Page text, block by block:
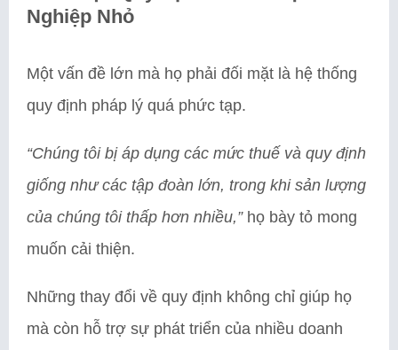
Nghiệp Nhỏ
Một vấn đề lớn mà họ phải đối mặt là hệ thống
quy định pháp lý quá phức tạp.
“Chúng tôi bị áp dụng các mức thuế và quy định
giống như các tập đoàn lớn, trong khi sản lượng
của chúng tôi thấp hơn nhiều,”họ bày tỏ mong
muốn cải thiện.
Những thay đổi về quy định không chỉ giúp họ
mà còn hỗ trợ sự phát triển của nhiều doanh